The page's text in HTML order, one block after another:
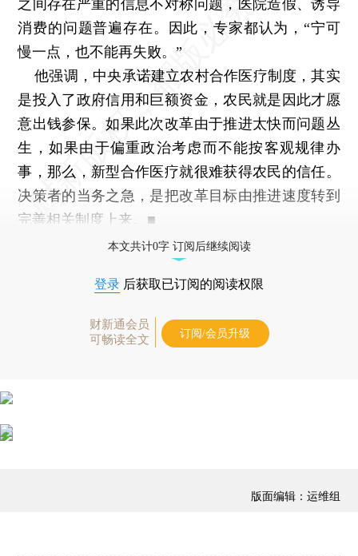
之间存在严重的信息不对称问题，医院造假、诱导
消费的问题普遍存在。因此，专家都认为，“宁可
慢一点，也不能再失败。”
他强调，中央承诺建立农村合作医疗制度，其实
是投入了政府信用和巨额资金，农民就是因此才愿
意出钱参保。如果此次改革由于推进太快而问题丛
生，如果由于偏重政治考虑而不能按客观规律办
事，那么，新型合作医疗就很难获得农民的信任。
决策者的当务之急，是把改革目标由推进速度转到
完善相关制度上来。■
本文共计0字 订阅后继续阅读
登录 后获取已订阅的阅读权限
财新通会员
可畅读全文
订阅/会员升级
版面编辑：运维组